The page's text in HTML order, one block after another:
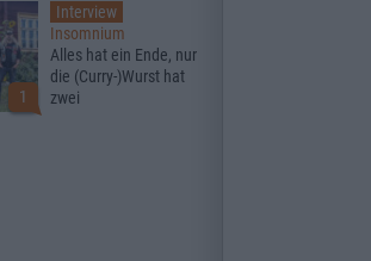
1
Interview
Insomnium
Alles hat ein Ende, nur
die (Curry-)Wurst hat
zwei